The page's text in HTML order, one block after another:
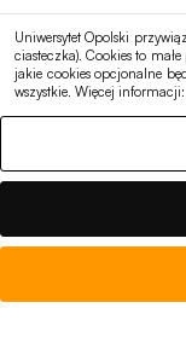
Uniwersytet Opolski
ciasteczka). Cookies to
jakie cookies opcjonalne
wszystkie. Więcej informacji: